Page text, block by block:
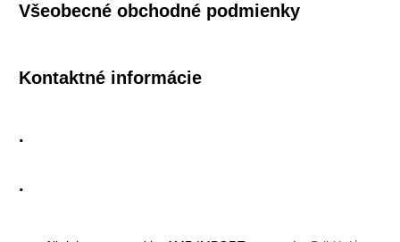
Všeobecné obchodné podmienky
Kontaktné informácie
.
.